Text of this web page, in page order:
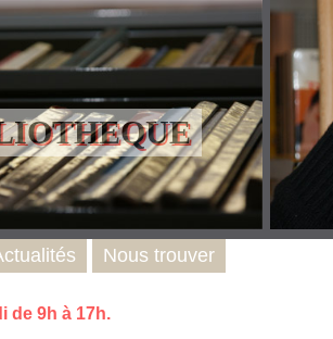
de 9h à 17h.
Nous trouver